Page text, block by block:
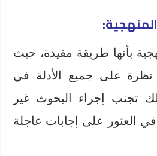
بأنها طريقة مفيدة، حيث
نظرة على جميع الأدلة في
تجنب إجراء البحوث غير
في العثور على إجابات عاجلة